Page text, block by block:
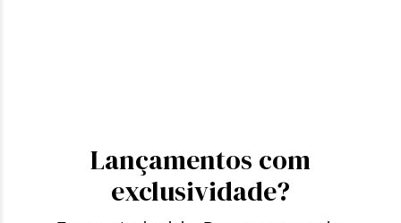
Lançamentos com
exclusividade?